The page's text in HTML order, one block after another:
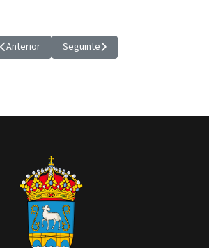
Artigo anterior: O PLENO APROBA UN PROXECTO
Anterior Artigo seguinte: LISTA
Seguinte